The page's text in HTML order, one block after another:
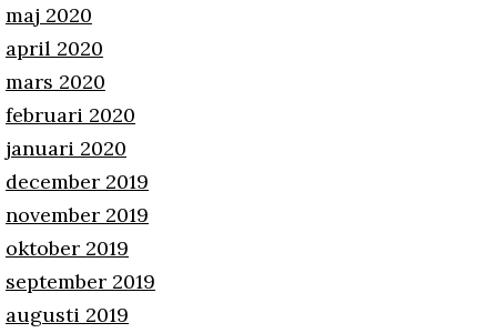
maj 2020
april 2020
mars 2020
februari 2020
januari 2020
december 2019
november 2019
oktober 2019
september 2019
augusti 2019